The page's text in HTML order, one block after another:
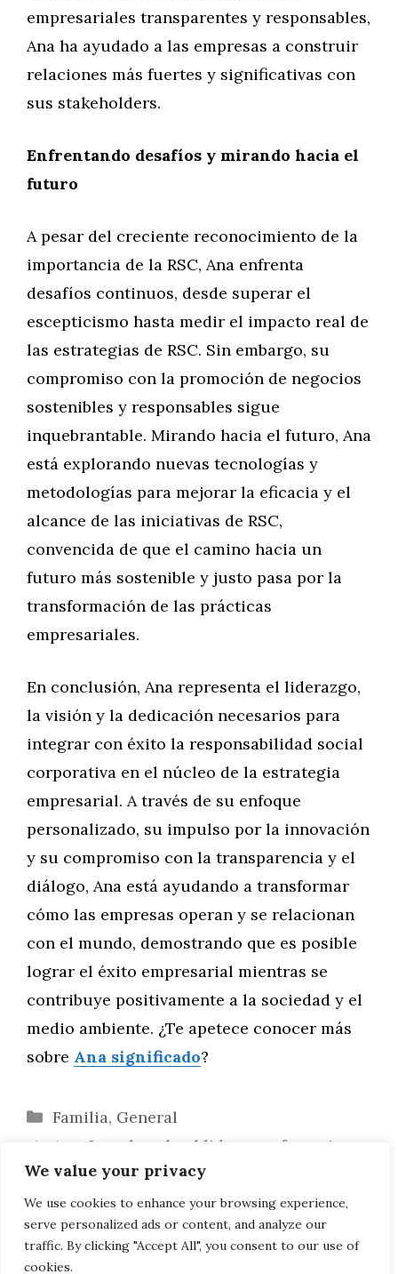
We value your privacy
We use cookies to enhance your browsing experience,
serve personalized ads or content, and analyze our
traffic. By clicking "Accept All", you consent to our use of
cookies.
empresariales transparentes y responsables,
Ana ha ayudado a las empresas a construir
relaciones más fuertes y significativas con
sus stakeholders.
Enfrentando desafíos y mirando hacia el
futuro
A pesar del creciente reconocimiento de la
importancia de la RSC, Ana enfrenta
desafíos continuos, desde superar el
escepticismo hasta medir el impacto real de
las estrategias de RSC. Sin embargo, su
compromiso con la promoción de negocios
sostenibles y responsables sigue
inquebrantable. Mirando hacia el futuro, Ana
está explorando nuevas tecnologías y
metodologías para mejorar la eficacia y el
alcance de las iniciativas de RSC,
convencida de que el camino hacia un
futuro más sostenible y justo pasa por la
transformación de las prácticas
empresariales.
En conclusión, Ana representa el liderazgo,
la visión y la dedicación necesarios para
integrar con éxito la responsabilidad social
corporativa en el núcleo de la estrategia
empresarial. A través de su enfoque
personalizado, su impulso por la innovación
y su compromiso con la transparencia y el
diálogo, Ana está ayudando a transformar
cómo las empresas operan y se relacionan
con el mundo, demostrando que es posible
lograr el éxito empresarial mientras se
contribuye positivamente a la sociedad y el
medio ambiente. ¿Te apetece conocer más
sobre Ana significado?
Categorías
Familia, General
Ana: Impulsando el liderazgo femenino
en redes de negocios para emprendedoras
Ana: Impulsando el cambio social a
través del crowdfunding